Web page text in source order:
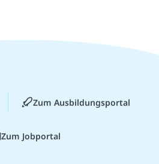
Zum Ausbildungsportal
Zum Jobportal